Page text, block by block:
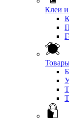
Клеи